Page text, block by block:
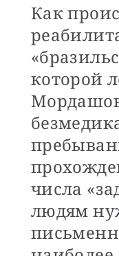
Как
которой
числа
людям